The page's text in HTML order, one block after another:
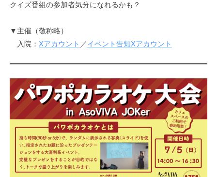
クイズ番組の参加者気分になれるかも？
▼主催（敬称略）
入院： Xアカウント ／イベント告知Xアカウント